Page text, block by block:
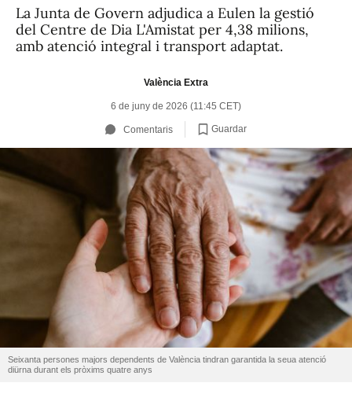
La Junta de Govern adjudica a Eulen la gestió
del Centre de Dia L'Amistat per 4,38 milions,
amb atenció integral i transport adaptat.
València Extra
6 de juny de 2026 (11:45 CET)
Comentaris Guardar
Seixanta persones majors dependents de València tindran garantida la seua atenció
diürna durant els pròxims quatre anys